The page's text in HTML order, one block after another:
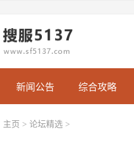
新闻公告 综合攻略
主页 > 论坛精选 >